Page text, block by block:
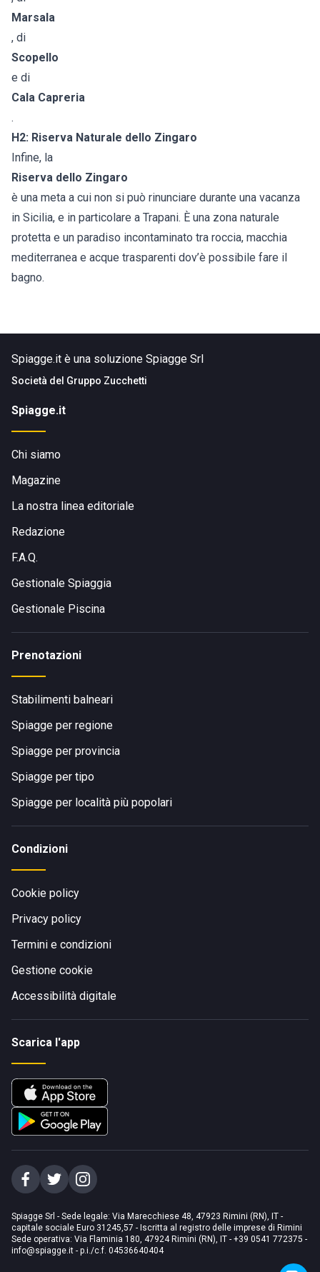
Marsala
, di
Scopello
e di
Cala Capreria
.
H2: Riserva Naturale dello Zingaro
Infine, la
Riserva dello Zingaro
è una meta a cui non si può rinunciare durante una vacanza
in Sicilia, e in particolare a Trapani. È una zona naturale
protetta e un paradiso incontaminato tra roccia, macchia
mediterranea e acque trasparenti dov’è possibile fare il
bagno.
Spiagge.it è una soluzione Spiagge Srl
Società del Gruppo Zucchetti
Spiagge.it
Chi siamo
Magazine
La nostra linea editoriale
Redazione
F.A.Q.
Gestionale Spiaggia
Gestionale Piscina
Prenotazioni
Stabilimenti balneari
Spiagge per regione
Spiagge per provincia
Spiagge per tipo
Spiagge per località più popolari
Condizioni
Cookie policy
Privacy policy
Termini e condizioni
Gestione cookie
Accessibilità digitale
Scarica l'app
Spiagge Srl - Sede legale: Via Marecchiese 48, 47923 Rimini (RN), IT -
capitale sociale Euro 31245,57 - Iscritta al registro delle imprese di Rimini
Sede operativa: Via Flaminia 180, 47924 Rimini (RN), IT - +39 0541 772375 -
info@spiagge.it - p.i./c.f. 04536640404